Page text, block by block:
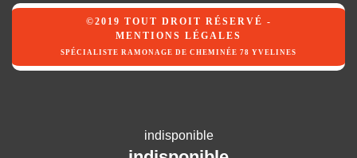
©2019 TOUT DROIT RÉSERVÉ -
MENTIONS LÉGALES
SPÉCIALISTE RAMONAGE DE CHEMINÉE 78 YVELINES
indisponible